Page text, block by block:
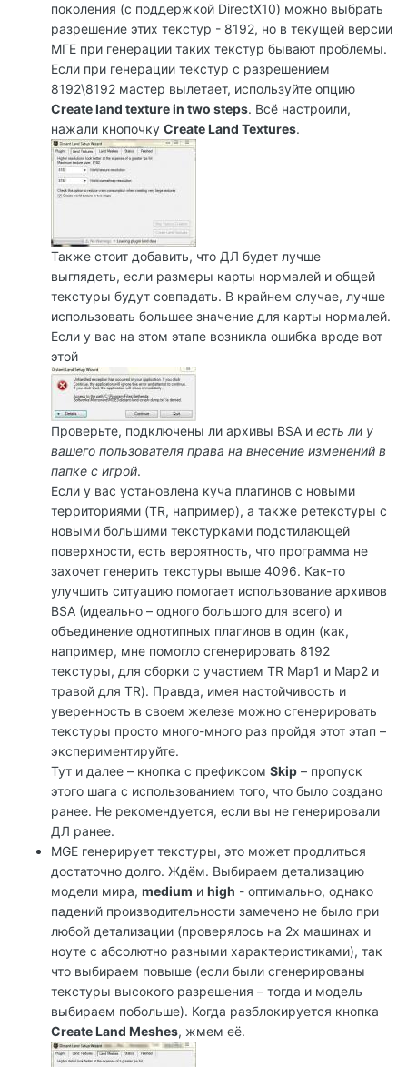
поколения (с поддержкой DirectX10) можно выбрать
разрешение этих текстур - 8192, но в текущей версии
МГЕ при генерации таких текстур бывают проблемы.
Если при генерации текстур с разрешением
8192\8192 мастер вылетает, используйте опцию
Create land texture in two steps. Всё настроили,
нажали кнопочку Create Land Textures.
Также стоит добавить, что ДЛ будет лучше
выглядеть, если размеры карты нормалей и общей
текстуры будут совпадать. В крайнем случае, лучше
использовать большее значение для карты нормалей.
Если у вас на этом этапе возникла ошибка вроде вот
этой
Проверьте, подключены ли архивы BSA и есть ли у
вашего пользователя права на внесение изменений в
папке с игрой.
Если у вас установлена куча плагинов с новыми
территориями (TR, например), а также ретекстуры с
новыми большими текстурками подстилающей
поверхности, есть вероятность, что программа не
захочет генерить текстуры выше 4096. Как-то
улучшить ситуацию помогает использование архивов
BSA (идеально – одного большого для всего) и
объединение однотипных плагинов в один (как,
например, мне помогло сгенерировать 8192
текстуры, для сборки с участием TR Мар1 и Мар2 и
травой для TR). Правда, имея настойчивость и
уверенность в своем железе можно сгенерировать
текстуры просто много-много раз пройдя этот этап –
экспериментируйте.
Тут и далее – кнопка с префиксом Skip – пропуск
этого шага с использованием того, что было создано
ранее. Не рекомендуется, если вы не генерировали
ДЛ ранее.
MGE генерирует текстуры, это может продлиться
достаточно долго. Ждём. Выбираем детализацию
модели мира, medium и high - оптимально, однако
падений производительности замечено не было при
любой детализации (проверялось на 2х машинах и
ноуте с абсолютно разными характеристиками), так
что выбираем повыше (если были сгенерированы
текстуры высокого разрешения – тогда и модель
выбираем побольше). Когда разблокируется кнопка
Create Land Meshes, жмем её.